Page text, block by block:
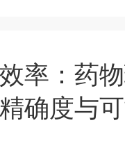
率：药
确度与